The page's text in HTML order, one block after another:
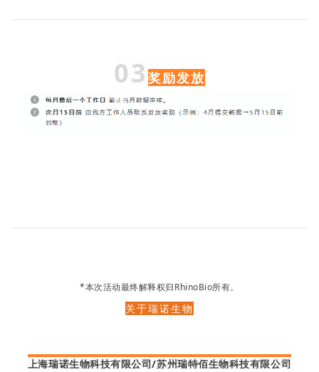
03 奖励发放
*本次活动最终解释权归RhinoBio所有。
关于瑞诺生物
上海瑞诺生物科技有限公司/苏州瑞特佰生物科技有限公司